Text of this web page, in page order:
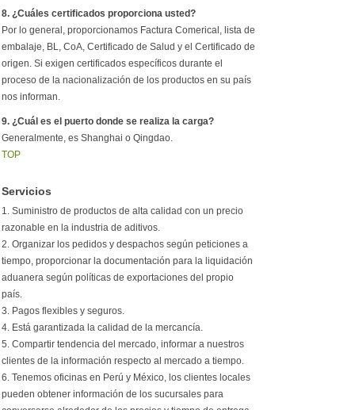
8. ¿Cuáles certificados proporciona usted?
Por lo general, proporcionamos Factura Comerical, lista de
embalaje, BL, CoA, Certificado de Salud y el Certificado de
origen. Si exigen certificados específicos durante el
proceso de la nacionalización de los productos en su país
nos informan.
9. ¿Cuál es el puerto donde se realiza la carga?
Generalmente, es Shanghai o Qingdao.
TOP
Servicios
1. Suministro de productos de alta calidad con un precio
razonable en la industria de aditivos.
2. Organizar los pedidos y despachos según peticiones a
tiempo, proporcionar la documentación para la liquidación
aduanera según políticas de exportaciones del propio
país.
3. Pagos flexibles y seguros.
4. Está garantizada la calidad de la mercancía.
5. Compartir tendencia del mercado, informar a nuestros
clientes de la información respecto al mercado a tiempo.
6. Tenemos oficinas en Perú y México, los clientes locales
pueden obtener información de los sucursales para